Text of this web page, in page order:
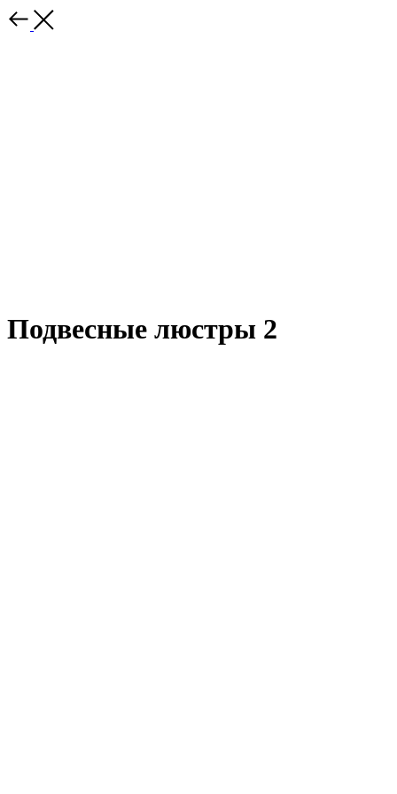
Подвесные люстры 2